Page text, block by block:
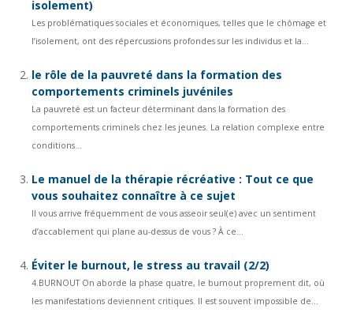
isolement)
Les problématiques sociales et économiques, telles que le chômage et
l’isolement, ont des répercussions profondes sur les individus et la...
le rôle de la pauvreté dans la formation des
comportements criminels juvéniles
La pauvreté est un facteur déterminant dans la formation des
comportements criminels chez les jeunes. La relation complexe entre
conditions...
Le manuel de la thérapie récréative : Tout ce que
vous souhaitez connaître à ce sujet
Il vous arrive fréquemment de vous asseoir seul(e) avec un sentiment
d’accablement qui plane au-dessus de vous ? À ce...
Éviter le burnout, le stress au travail (2/2)
4.BURNOUT On aborde la phase quatre, le burnout proprement dit, où
les manifestations deviennent critiques. Il est souvent impossible de...